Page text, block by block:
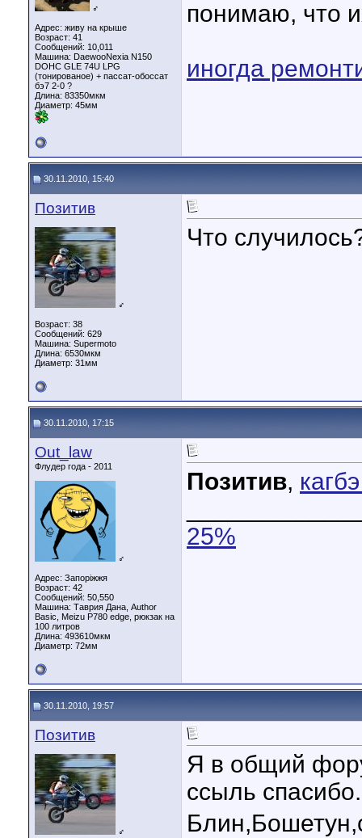
♂
Адрес: живу на крыше
Возраст: 41
Сообщений: 10,011
Машина: DaewooNexia N150
DOHC GLE 74U LPG
(тонированое) + пассат-обоссат
бэ7 2-0 ?
Длина: 83350мкм
Диаметр: 45мм
понимаю, что
иногда
30.11.2010, 15:40
Позитив
♂
Возраст: 38
Сообщений: 629
Машина: Supermoto
Длина: 6530мкм
Диаметр: 31мм
Что
30.11.2010, 17:15
Out_law
Флудер года - 2011
♂
Адрес: Запоріжжя
Возраст: 42
Сообщений: 50,550
Машина: Таврия Дана, Author
Basic, Meizu P780 edge, рюкзак на
100 литров
Длина: 493610мкм
Диаметр: 72мм
Позитив,
25%
30.11.2010, 19:57
Позитив
♂
Я в общий
ссыль спасибо.